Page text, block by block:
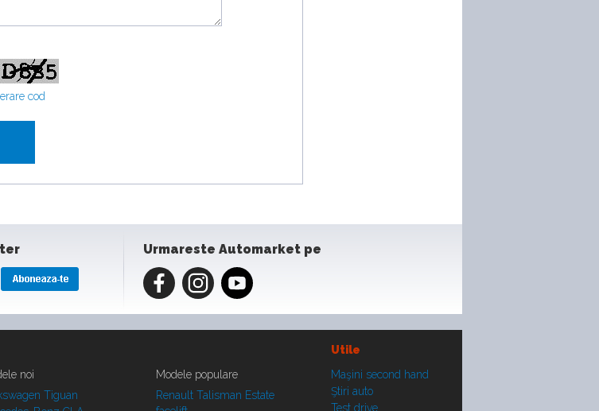
cod
Urmareste Automarket pe
Utile
noi
Tiguan
Modele populare
Renault Talisman Estate
Maşini second hand
Ştiri auto
Test drive